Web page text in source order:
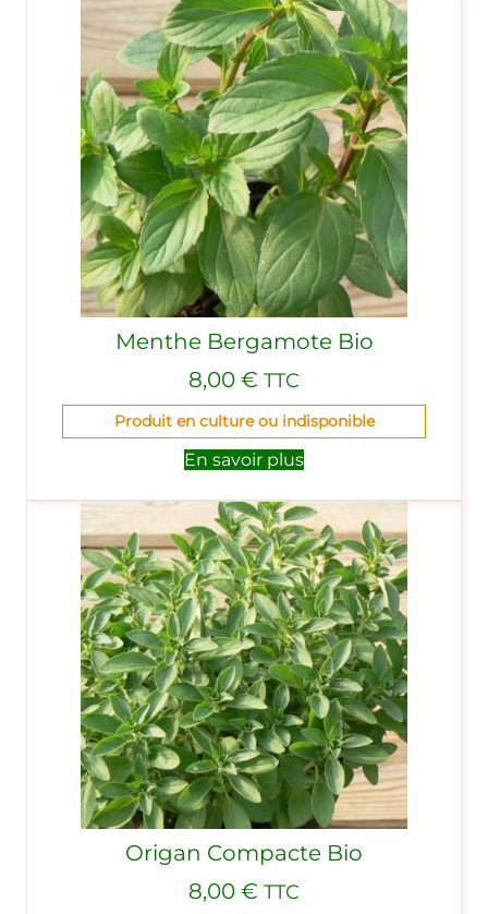
Menthe Bergamote Bio
8,00 € TTC
Produit en culture ou indisponible
En savoir plus
Origan Compacte Bio
8,00 € TTC